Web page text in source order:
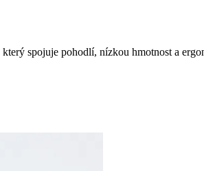
spojuje pohodlí, nízkou hmotnost a